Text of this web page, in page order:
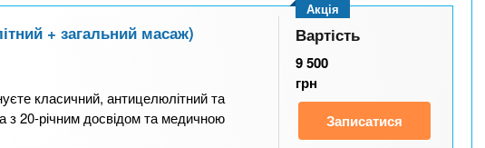
+ загальний масаж)
класичний, антицелюлітний та
з 20-річним досвідом та медичною
Акція
Вартість
9 500
грн
Записатися